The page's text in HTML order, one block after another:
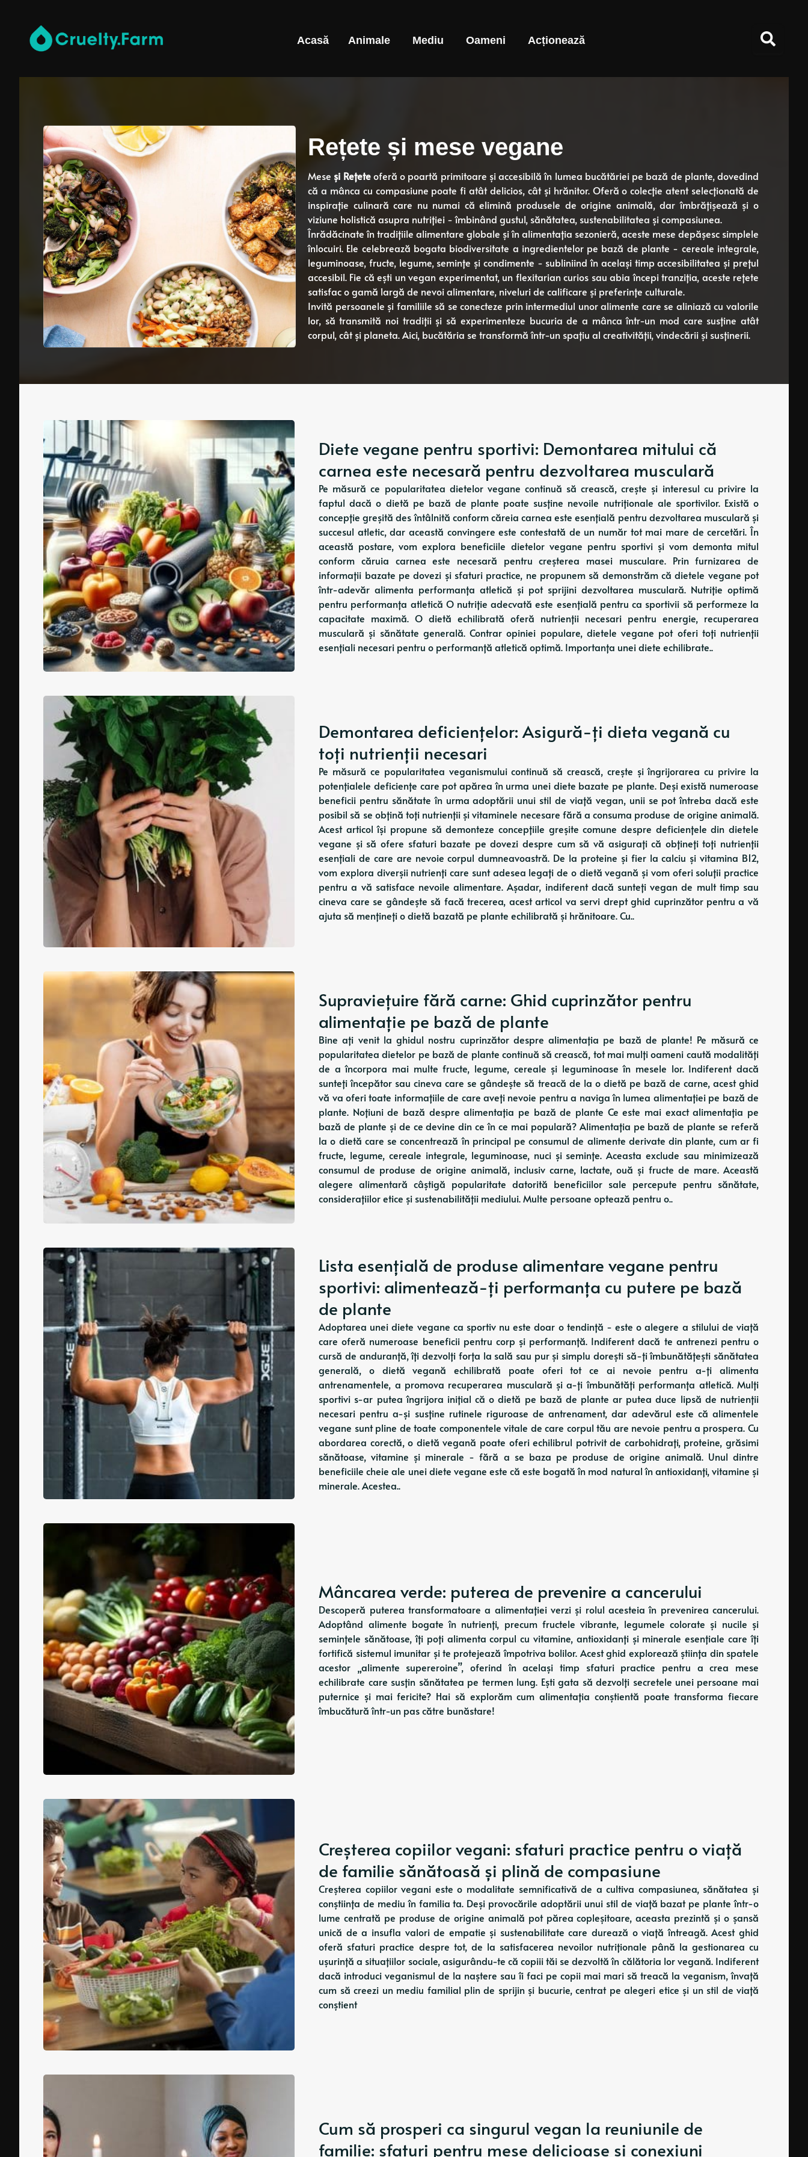
Acasă Animale Mediu Oameni Acționează
Rețete și mese vegane
Mese și Rețeteoferă o poartă primitoare și accesibilă în lumea bucătăriei pe bază de plante, dovedind
că a mânca cu compasiune poate fi atât delicios, cât și hrănitor. Oferă o colecție atent selecționată de
inspirație culinară care nu numai că elimină produsele de origine animală, dar îmbrățișează și o
viziune holistică asupra nutriției - îmbinând gustul, sănătatea, sustenabilitatea și compasiunea.
Înrădăcinate în tradițiile alimentare globale și în alimentația sezonieră, aceste mese depășesc simplele
înlocuiri. Ele celebrează bogata biodiversitate a ingredientelor pe bază de plante - cereale integrale,
leguminoase, fructe, legume, semințe și condimente - subliniind în același timp accesibilitatea și prețul
accesibil. Fie că ești un vegan experimentat, un flexitarian curios sau abia începi tranziția, aceste rețete
satisfac o gamă largă de nevoi alimentare, niveluri de calificare și preferințe culturale.
Invită persoanele și familiile să se conecteze prin intermediul unor alimente care se aliniază cu valorile
lor, să transmită noi tradiții și să experimenteze bucuria de a mânca într-un mod care susține atât
corpul, cât și planeta. Aici, bucătăria se transformă într-un spațiu al creativității, vindecării și susținerii.
Diete vegane pentru sportivi: Demontarea mitului că
carnea este necesară pentru dezvoltarea musculară
Pe măsură ce popularitatea dietelor vegane continuă să crească, crește și interesul cu privire la
faptul dacă o dietă pe bază de plante poate susține nevoile nutriționale ale sportivilor. Există o
concepție greșită des întâlnită conform căreia carnea este esențială pentru dezvoltarea musculară și
succesul atletic, dar această convingere este contestată de un număr tot mai mare de cercetări. În
această postare, vom explora beneficiile dietelor vegane pentru sportivi și vom demonta mitul
conform căruia carnea este necesară pentru creșterea masei musculare. Prin furnizarea de
informații bazate pe dovezi și sfaturi practice, ne propunem să demonstrăm că dietele vegane pot
într-adevăr alimenta performanța atletică și pot sprijini dezvoltarea musculară. Nutriție optimă
pentru performanța atletică O nutriție adecvată este esențială pentru ca sportivii să performeze la
capacitate maximă. O dietă echilibrată oferă nutrienții necesari pentru energie, recuperarea
musculară și sănătate generală. Contrar opiniei populare, dietele vegane pot oferi toți nutrienții
esențiali necesari pentru o performanță atletică optimă. Importanța unei diete echilibrate..
Demontarea deficiențelor: Asigură-ți dieta vegană cu
toți nutrienții necesari
Pe măsură ce popularitatea veganismului continuă să crească, crește și îngrijorarea cu privire la
potențialele deficiențe care pot apărea în urma unei diete bazate pe plante. Deși există numeroase
beneficii pentru sănătate în urma adoptării unui stil de viață vegan, unii se pot întreba dacă este
posibil să se obțină toți nutrienții și vitaminele necesare fără a consuma produse de origine animală.
Acest articol își propune să demonteze concepțiile greșite comune despre deficiențele din dietele
vegane și să ofere sfaturi bazate pe dovezi despre cum să vă asigurați că obțineți toți nutrienții
esențiali de care are nevoie corpul dumneavoastră. De la proteine ​​și fier la calciu și vitamina B12,
vom explora diverșii nutrienți care sunt adesea legați de o dietă vegană și vom oferi soluții practice
pentru a vă satisface nevoile alimentare. Așadar, indiferent dacă sunteți vegan de mult timp sau
cineva care se gândește să facă trecerea, acest articol va servi drept ghid cuprinzător pentru a vă
ajuta să mențineți o dietă bazată pe plante echilibrată și hrănitoare. Cu..
Supraviețuire fără carne: Ghid cuprinzător pentru
alimentație pe bază de plante
Bine ați venit la ghidul nostru cuprinzător despre alimentația pe bază de plante! Pe măsură ce
popularitatea dietelor pe bază de plante continuă să crească, tot mai mulți oameni caută modalități
de a încorpora mai multe fructe, legume, cereale și leguminoase în mesele lor. Indiferent dacă
sunteți începător sau cineva care se gândește să treacă de la o dietă pe bază de carne, acest ghid
vă va oferi toate informațiile de care aveți nevoie pentru a naviga în lumea alimentației pe bază de
plante. Noțiuni de bază despre alimentația pe bază de plante Ce este mai exact alimentația pe
bază de plante și de ce devine din ce în ce mai populară? Alimentația pe bază de plante se referă
la o dietă care se concentrează în principal pe consumul de alimente derivate din plante, cum ar fi
fructe, legume, cereale integrale, leguminoase, nuci și semințe. Aceasta exclude sau minimizează
consumul de produse de origine animală, inclusiv carne, lactate, ouă și fructe de mare. Această
alegere alimentară câștigă popularitate datorită beneficiilor sale percepute pentru sănătate,
considerațiilor etice și sustenabilității mediului. Multe persoane optează pentru o..
Lista esențială de produse alimentare vegane pentru
sportivi: alimentează-ți performanța cu putere pe bază
de plante
Adoptarea unei diete vegane ca sportiv nu este doar o tendință - este o alegere a stilului de viață
care oferă numeroase beneficii pentru corp și performanță. Indiferent dacă te antrenezi pentru o
cursă de anduranță, îți dezvolți forța la sală sau pur și simplu dorești să-ți îmbunătățești sănătatea
generală, o dietă vegană echilibrată poate oferi tot ce ai nevoie pentru a-ți alimenta
antrenamentele, a promova recuperarea musculară și a-ți îmbunătăți performanța atletică. Mulți
sportivi s-ar putea îngrijora inițial că o dietă pe bază de plante ar putea duce lipsă de nutrienții
necesari pentru a-și susține rutinele riguroase de antrenament, dar adevărul este că alimentele
vegane sunt pline de toate componentele vitale de care corpul tău are nevoie pentru a prospera. Cu
abordarea corectă, o dietă vegană poate oferi echilibrul potrivit de carbohidrați, proteine, grăsimi
sănătoase, vitamine și minerale - fără a se baza pe produse de origine animală. Unul dintre
beneficiile cheie ale unei diete vegane este că este bogată în mod natural în antioxidanți, vitamine și
minerale. Acestea..
Mâncarea verde: puterea de prevenire a cancerului
Descoperă puterea transformatoare a alimentației verzi și rolul acesteia în prevenirea cancerului.
Adoptând alimente bogate în nutrienți, precum fructele vibrante, legumele colorate și nucile și
semințele sănătoase, îți poți alimenta corpul cu vitamine, antioxidanți și minerale esențiale care îți
fortifică sistemul imunitar și te protejează împotriva bolilor. Acest ghid explorează știința din spatele
acestor „alimente supereroine”, oferind în același timp sfaturi practice pentru a crea mese
echilibrate care susțin sănătatea pe termen lung. Ești gata să dezvolți secretele unei persoane mai
puternice și mai fericite? Hai să explorăm cum alimentația conștientă poate transforma fiecare
îmbucătură într-un pas către bunăstare!
Creșterea copiilor vegani: sfaturi practice pentru o viață
de familie sănătoasă și plină de compasiune
Creșterea copiilor vegani este o modalitate semnificativă de a cultiva compasiunea, sănătatea și
conștiința de mediu în familia ta. Deși provocările adoptării unui stil de viață bazat pe plante într-o
lume centrată pe produse de origine animală pot părea copleșitoare, aceasta prezintă și o șansă
unică de a insufla valori de empatie și sustenabilitate care durează o viață întreagă. Acest ghid
oferă sfaturi practice despre tot, de la satisfacerea nevoilor nutriționale până la gestionarea cu
ușurință a situațiilor sociale, asigurându-te că copiii tăi se dezvoltă în călătoria lor vegană. Indiferent
dacă introduci veganismul de la naștere sau îi faci pe copii mai mari să treacă la veganism, învață
cum să creezi un mediu familial plin de sprijin și bucurie, centrat pe alegeri etice și un stil de viață
conștient
Cum să prosperi ca singurul vegan la reuniunile de
familie: sfaturi pentru mese delicioase și conexiuni